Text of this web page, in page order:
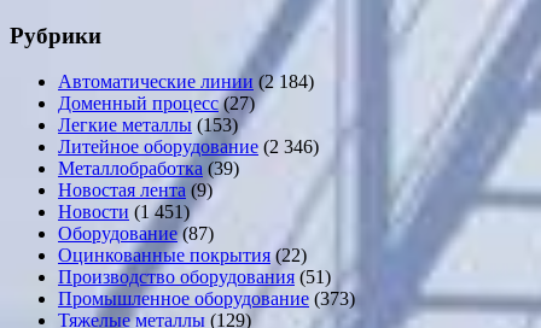
Рубрики
Автоматические линии (2 184)
Доменный процесс(27)
Легкие металлы (153)
Литейное оборудование (2 346)
Металлобработка (39)
Новостая лента (9)
Новости (1 451)
Оборудование(87)
Оцинкованные покрытия (22)
Производство оборудования (51)
Промышленное оборудование (373)
Тяжелые металлы (129)